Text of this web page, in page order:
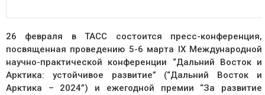
26 февраля в ТАСС состоится пресс-конференция,
посвященная проведению 5-6 марта IX Международной
научно-практической конференции “Дальний Восток и
Арктика: устойчивое развитие” (“Дальний Восток и
Арктика – 2024”) и ежегодной премии “За развитие